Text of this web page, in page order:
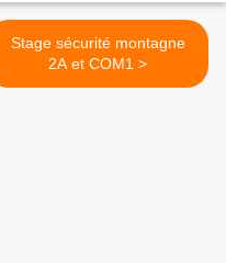
Stage sécurité montagne
2A et COM1 >